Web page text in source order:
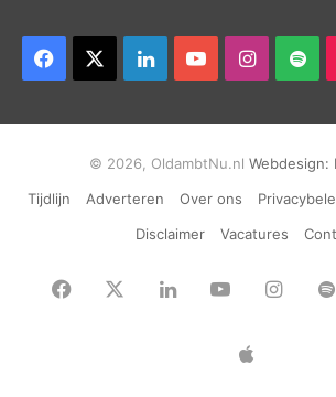
Facebook LinkedInYouTube
© 2026, OldambtNu.nl Webdesign:
Tijdlijn
Adverteren Over ons
Disclaimer
Vacatures
Facebook LinkedInYouTube